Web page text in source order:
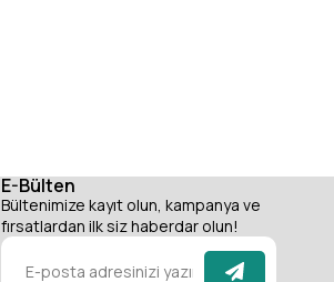
E-Bülten
Bültenimize kayıt olun, kampanya ve
fırsatlardan ilk siz haberdar olun!